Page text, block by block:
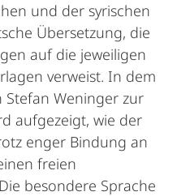
und der syrischen
Übersetzung, die
auf die jeweiligen
verweist. In dem
Weninger zur
aufgezeigt, wie der
enger Bindung an
freien
besondere Sprache